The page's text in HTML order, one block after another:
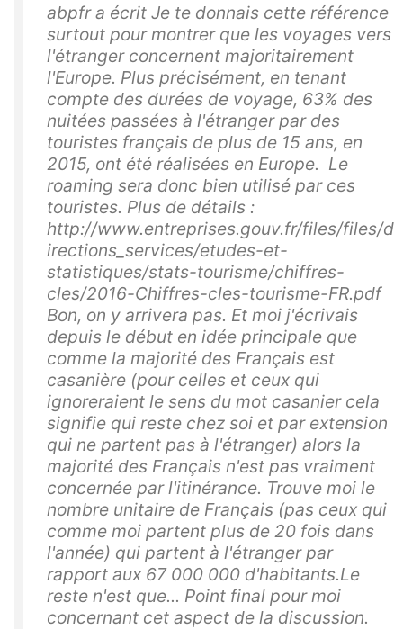
abpfr a écrit Je te donnais cette référence
surtout pour montrer que les voyages vers
l'étranger concernent majoritairement
l'Europe. Plus précisément, en tenant
compte des durées de voyage, 63% des
nuitées passées à l'étranger par des
touristes français de plus de 15 ans, en
2015, ont été réalisées en Europe. Le
roaming sera donc bien utilisé par ces
touristes. Plus de détails :
http://www.entreprises.gouv.fr/files/files/d
irections_services/etudes-et-
statistiques/stats-tourisme/chiffres-
cles/2016-Chiffres-cles-tourisme-FR.pdf
Bon, on y arrivera pas. Et moi j'écrivais
depuis le début en idée principale que
comme la majorité des Français est
casanière (pour celles et ceux qui
ignoreraient le sens du mot casanier cela
signifie qui reste chez soi et par extension
qui ne partent pas à l'étranger) alors la
majorité des Français n'est pas vraiment
concernée par l'itinérance. Trouve moi le
nombre unitaire de Français (pas ceux qui
comme moi partent plus de 20 fois dans
l'année) qui partent à l'étranger par
rapport aux 67 000 000 d'habitants.Le
reste n'est que... Point final pour moi
concernant cet aspect de la discussion.